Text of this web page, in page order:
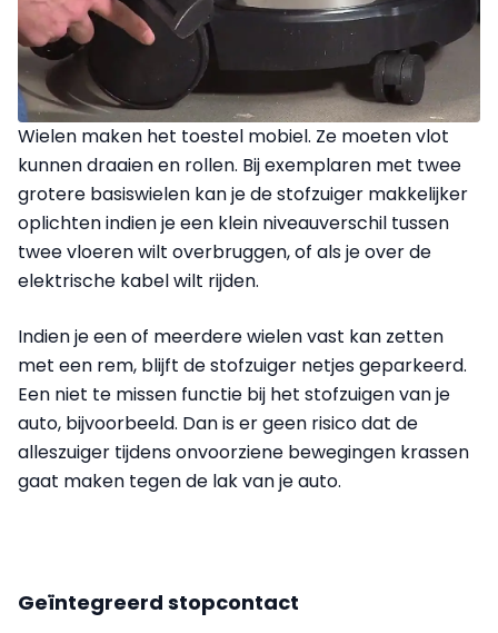
Wielen maken het toestel mobiel. Ze moeten vlot
kunnen draaien en rollen. Bij exemplaren met twee
grotere basiswielen kan je de stofzuiger makkelijker
oplichten indien je een klein niveauverschil tussen
twee vloeren wilt overbruggen, of als je over de
elektrische kabel wilt rijden.
Indien je een of meerdere wielen vast kan zetten
met een rem, blijft de stofzuiger netjes geparkeerd.
Een niet te missen functie bij het stofzuigen van je
auto, bijvoorbeeld. Dan is er geen risico dat de
alleszuiger tijdens onvoorziene bewegingen krassen
gaat maken tegen de lak van je auto.
Geïntegreerd stopcontact